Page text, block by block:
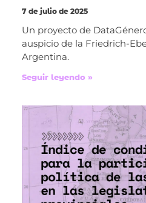
7 de julio de 2025
Un proyecto de
auspicio de la Friedrich-
Argentina.
Seguir leyendo »